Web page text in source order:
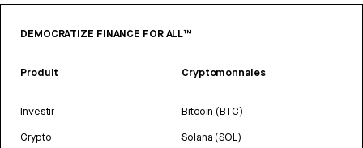
DEMOCRATIZE FINANCE FOR ALL™
Produit
Investir
Crypto
Cryptomonnaies
Bitcoin (BTC)
Solana (SOL)